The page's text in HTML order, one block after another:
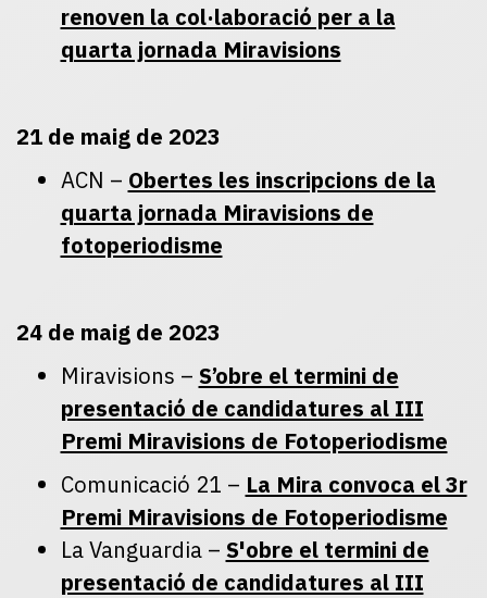
renoven la col·laboració per a la
quarta jornada Miravisions
21 de maig de 2023
ACN – Obertes les inscripcions de la
quarta jornada Miravisions de
fotoperiodisme
24 de maig de 2023
Miravisions – S’obre el termini de
presentació de candidatures al III
Premi Miravisions de Fotoperiodisme
Comunicació 21 – La Mira convoca el 3r
Premi Miravisions de Fotoperiodisme
La Vanguardia – S'obre el termini de
presentació de candidatures al III